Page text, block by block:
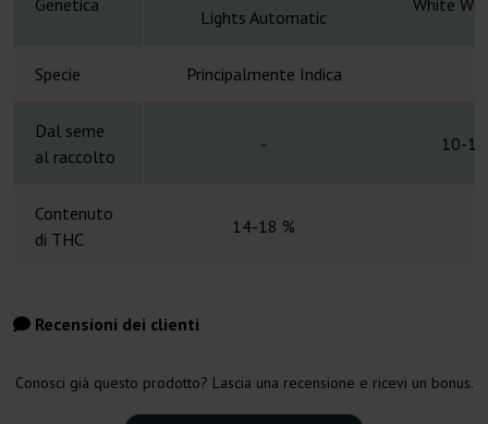
Genetica
Lights Automatic
White
Specie Principalmente Indica
Dal seme
al raccolto
- 10-
Contenuto
di THC
14-18 %
Recensioni dei clienti
Conosci già questo prodotto? Lascia una recensione e ricevi un bonus.